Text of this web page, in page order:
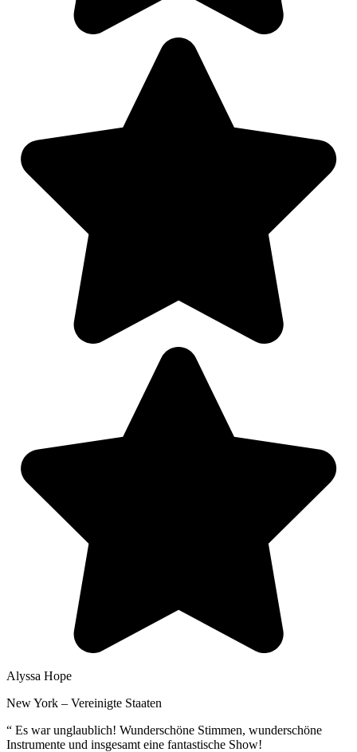
Alyssa Hope
New York – Vereinigte Staaten
“ Es war unglaublich! Wunderschöne Stimmen, wunderschöne
Instrumente und insgesamt eine fantastische Show!